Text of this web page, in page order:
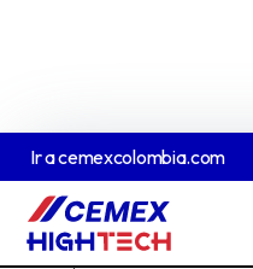
Ir acemexcolombia.com
Pregunta:
8
¿Se realiza prueba de